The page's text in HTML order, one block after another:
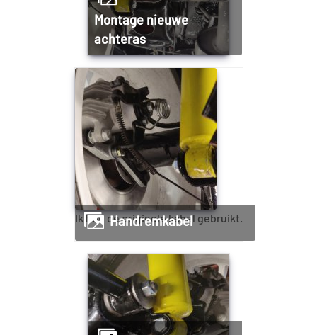
Montage nieuwe
achteras
Handremkabel
Ik heb de originele kabel gebruikt.